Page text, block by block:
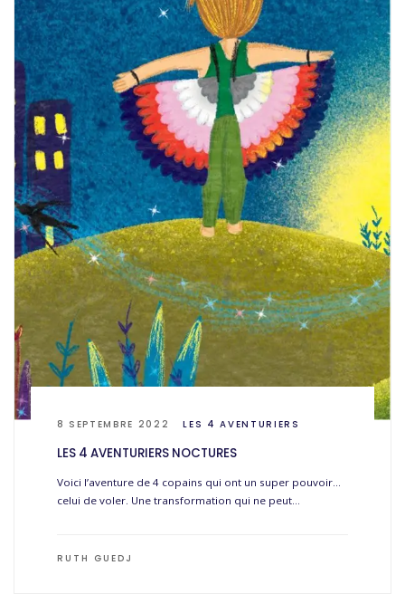
8 SEPTEMBRE 2022 LES 4 AVENTURIERS
LES 4 AVENTURIERS NOCTURES
Voici l’aventure de 4 copains qui ont un super pouvoir…
celui de voler. Une transformation qui ne peut…
RUTH GUEDJ